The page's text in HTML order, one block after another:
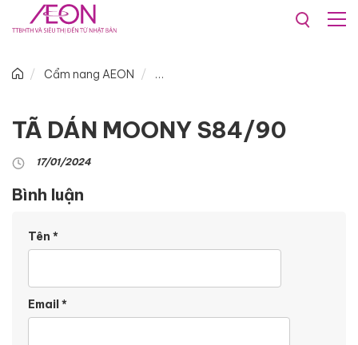
Cẩm nang AEON
TÃ DÁN MOONY S84/90
17/01/2024
Bình luận
Tên *
Email*